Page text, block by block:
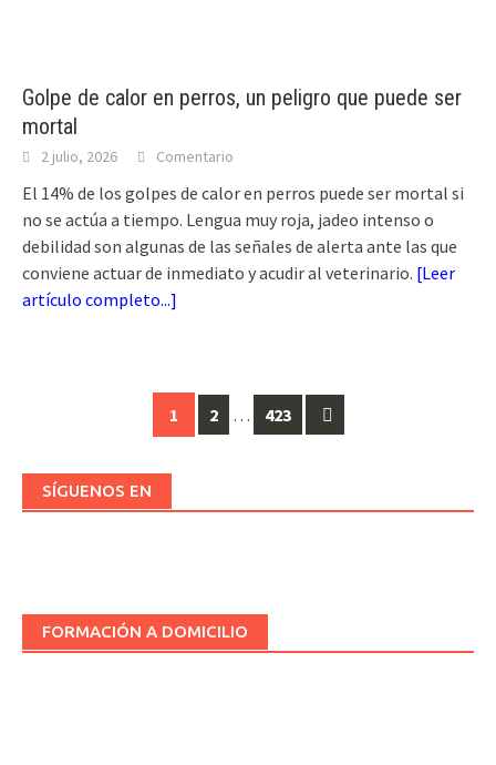
Golpe de calor en perros, un peligro que puede ser
mortal
2 julio, 2026 Comentario
El 14% de los golpes de calor en perros puede ser mortal si
no se actúa a tiempo. Lengua muy roja, jadeo intenso o
debilidad son algunas de las señales de alerta ante las que
conviene actuar de inmediato y acudir al veterinario. [Leer
artículo completo...]
las
entradas
1 2 … 423
SÍGUENOS EN
FORMACIÓN A DOMICILIO